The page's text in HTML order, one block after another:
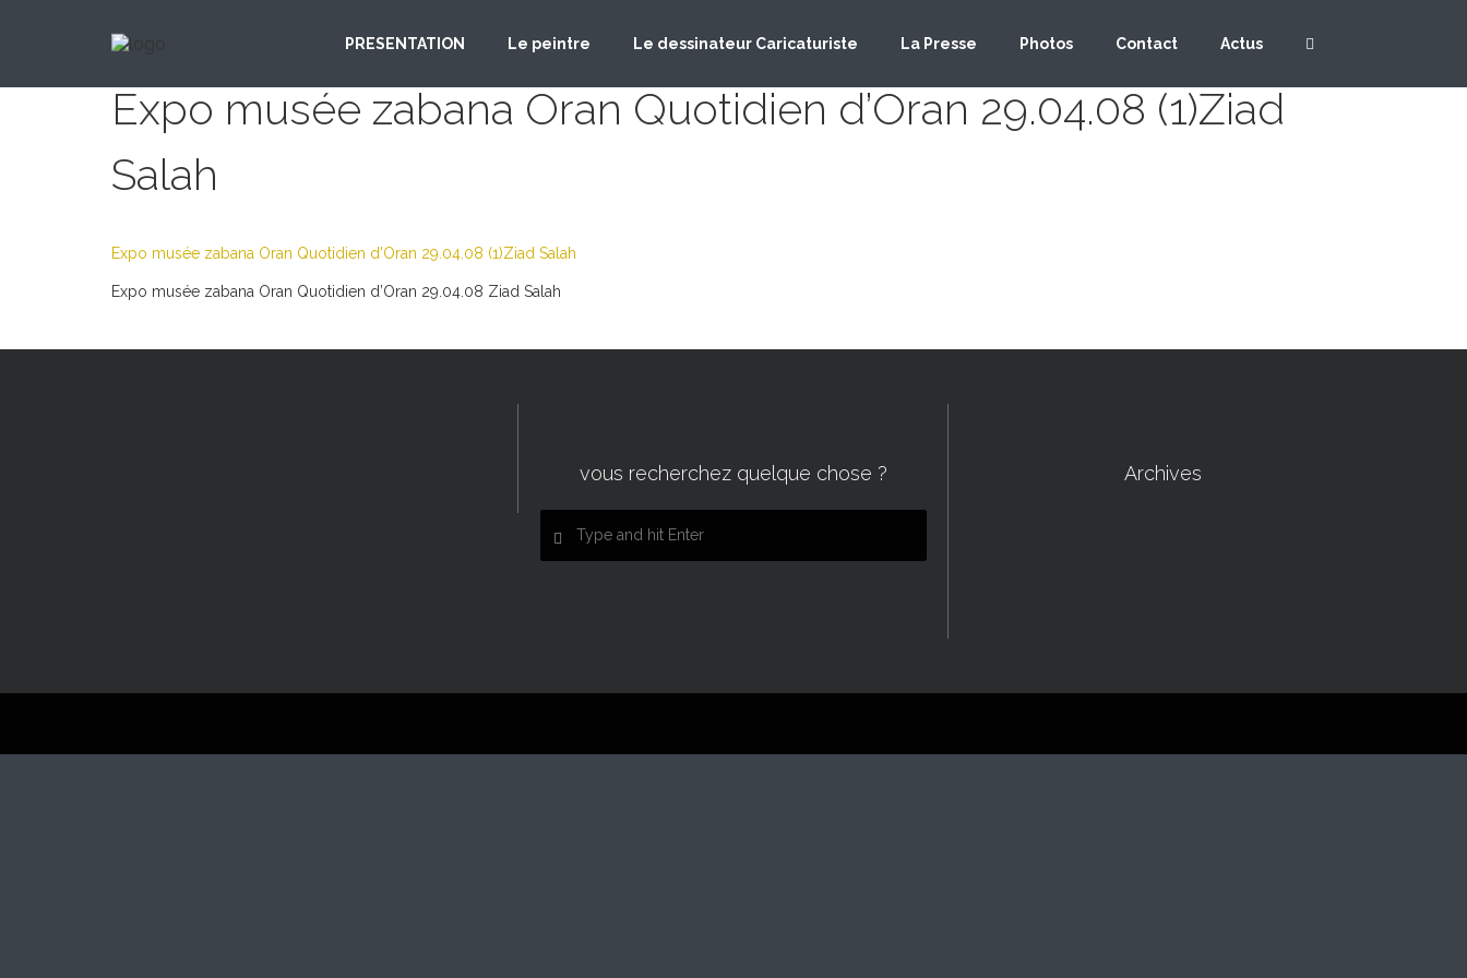
PRESENTATION Le peintre Le dessinateur Caricaturiste La Presse Photos Contact Actus
Expo musée zabana Oran Quotidien d’Oran 29.04.08 (1)Ziad
Salah
Expo musée zabana Oran Quotidien d'Oran 29.04.08 (1)Ziad Salah
Expo musée zabana Oran Quotidien d’Oran 29.04.08 Ziad Salah
vous recherchez quelque chose ? Archives